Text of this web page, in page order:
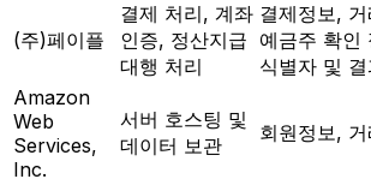
(주)페이플
결제 처리, 계좌
인증, 정산지급
대행 처리
결제정보,
예금주 확인
식별자 및
Amazon
Web
Services,
Inc.
서버 호스팅 및
데이터 보관
회원정보,